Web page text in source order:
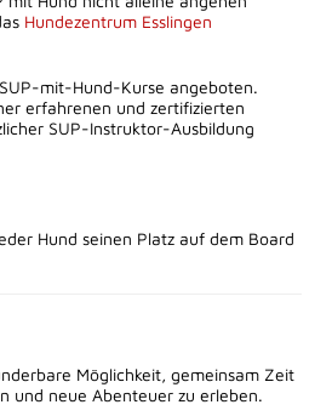
Hundezentrum Esslingen
mit-Hund-Kurse angeboten.
erfahrenen und zertifizierten
SUP-Instruktor-Ausbildung
Hund seinen Platz auf dem Board
Möglichkeit, gemeinsam Zeit
und neue Abenteuer zu erleben.